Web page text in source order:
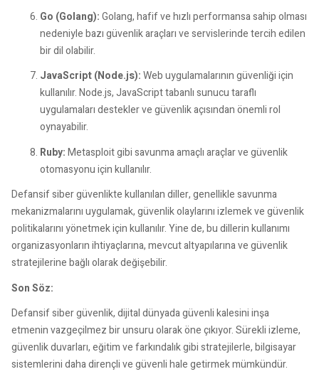
Go (Golang):Golang, hafif ve hızlı performansa sahip olması
nedeniyle bazı güvenlik araçları ve servislerinde tercih edilen
bir dil olabilir.
JavaScript (Node.js):Web uygulamalarının güvenliği için
kullanılır. Node.js, JavaScript tabanlı sunucu taraflı
uygulamaları destekler ve güvenlik açısından önemli rol
oynayabilir.
Ruby:Metasploit gibi savunma amaçlı araçlar ve güvenlik
otomasyonu için kullanılır.
Defansif siber güvenlikte kullanılan diller, genellikle savunma
mekanizmalarını uygulamak, güvenlik olaylarını izlemek ve güvenlik
politikalarını yönetmek için kullanılır. Yine de, bu dillerin kullanımı
organizasyonların ihtiyaçlarına, mevcut altyapılarına ve güvenlik
stratejilerine bağlı olarak değişebilir.
Son Söz:
Defansif siber güvenlik, dijital dünyada güvenli kalesini inşa
etmenin vazgeçilmez bir unsuru olarak öne çıkıyor. Sürekli izleme,
güvenlik duvarları, eğitim ve farkındalık gibi stratejilerle, bilgisayar
sistemlerini daha dirençli ve güvenli hale getirmek mümkündür.